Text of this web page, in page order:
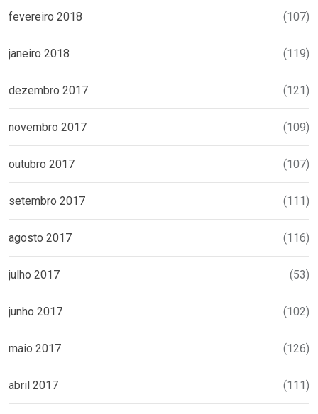
fevereiro 2018 (107)
janeiro 2018 (119)
dezembro 2017 (121)
novembro 2017 (109)
outubro 2017 (107)
setembro 2017 (111)
agosto 2017 (116)
julho 2017 (53)
junho 2017 (102)
maio 2017 (126)
abril 2017 (111)